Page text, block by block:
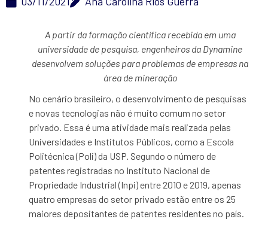
A partir da formação científica recebida em uma
universidade de pesquisa, engenheiros da Dynamine
desenvolvem soluções para problemas de empresas na
área de mineração
No cenário brasileiro, o desenvolvimento de pesquisas
e novas tecnologias não é muito comum no setor
privado. Essa é uma atividade mais realizada pelas
Universidades e Institutos Públicos, como a Escola
Politécnica (Poli) da USP. Segundo o número de
patentes registradas no Instituto Nacional de
Propriedade Industrial (Inpi) entre 2010 e 2019, apenas
quatro empresas do setor privado estão entre os 25
maiores depositantes de patentes residentes no país.